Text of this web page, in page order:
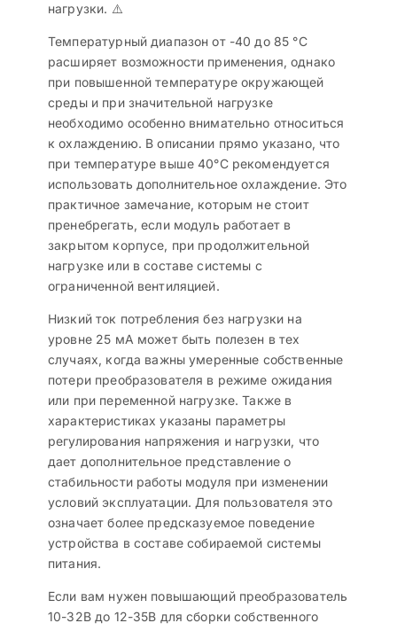
нагрузки. ⚠️
Температурный диапазон от -40 до 85 °C
расширяет возможности применения, однако
при повышенной температуре окружающей
среды и при значительной нагрузке
необходимо особенно внимательно относиться
к охлаждению. В описании прямо указано, что
при температуре выше 40°C рекомендуется
использовать дополнительное охлаждение. Это
практичное замечание, которым не стоит
пренебрегать, если модуль работает в
закрытом корпусе, при продолжительной
нагрузке или в составе системы с
ограниченной вентиляцией.
Низкий ток потребления без нагрузки на
уровне 25 мА может быть полезен в тех
случаях, когда важны умеренные собственные
потери преобразователя в режиме ожидания
или при переменной нагрузке. Также в
характеристиках указаны параметры
регулирования напряжения и нагрузки, что
дает дополнительное представление о
стабильности работы модуля при изменении
условий эксплуатации. Для пользователя это
означает более предсказуемое поведение
устройства в составе собираемой системы
питания.
Если вам нужен повышающий преобразователь
10-32В до 12-35В для сборки собственного